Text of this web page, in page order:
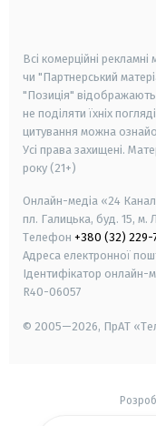
Всі комерційні
чи "Партнерський
"Позиція"
не поділяти їхніх
цитування можна
Усі права захищені.
року (21+)
Онлайн-медіа «24
пл. Галицька, буд. 15, м.
Телефон +380 (32) 229-
Адреса електронної
Ідентифікатор онлайн-
R40-06057
© 2005—2026, ПрАТ